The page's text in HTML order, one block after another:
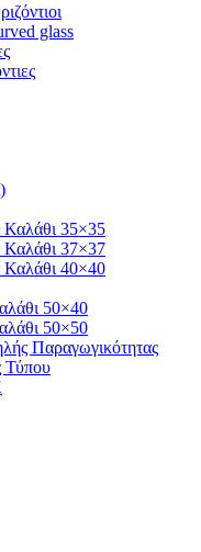
glass
Καλάθι 35×35
Καλάθι 37×37
Καλάθι 40×40
50×40
50×50
Παραγωγικότητας
Τύπου